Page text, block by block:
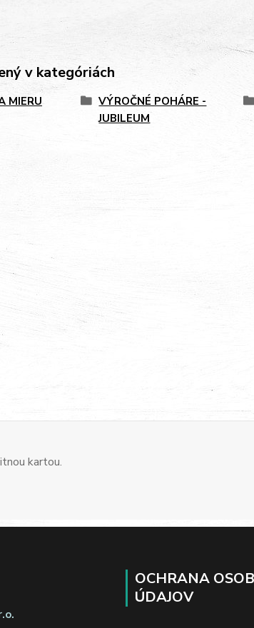
v kategóriách
MIERU
VÝROČNÉ POHÁRE -
JUBILEUM
kartou.
OCHRANA
ÚDAJOV